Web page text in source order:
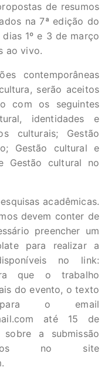
de resumos
na 7ª edição do
1º e 3 de março
ao vivo.
contemporâneas
serão aceitos
com os seguintes
identidades e
culturais; Gestão
Gestão cultural e
Gestão cultural no
acadêmicas.
devem conter de
preencher um
para realizar a
no link:
que o trabalho
do evento, o texto
o email
até 15 de
a submissão
no site